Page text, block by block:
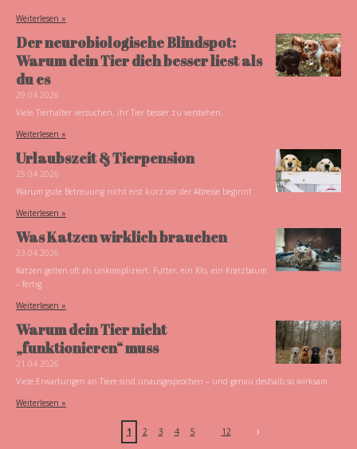
Weiterlesen »
Der neurobiologische Blindspot:
Warum dein Tier dich besser liest als
du es
29.04.2026
Viele Tierhalter versuchen, ihr Tier besser zu verstehen.
Weiterlesen »
Urlaubszeit & Tierpension
25.04.2026
Warum gute Betreuung nicht erst kurz vor der Abreise beginnt
Weiterlesen »
Was Katzen wirklich brauchen
23.04.2026
Katzen gelten oft als unkompliziert. Futter, ein Klo, ein Kratzbaum
– fertig.
Weiterlesen »
Warum dein Tier nicht
„funktionieren“ muss
21.04.2026
Viele Erwartungen an Tiere sind unausgesprochen – und genau deshalb so wirksam.
Weiterlesen »
1 2 3 4 5 12